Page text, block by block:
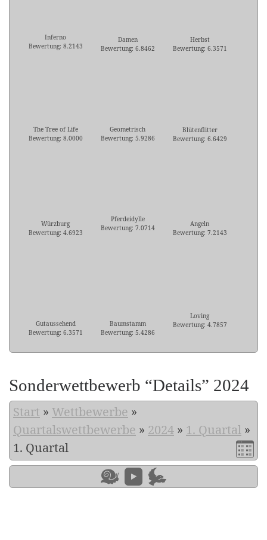
Inferno
Bewertung: 8.2143
Damen
Bewertung: 6.8462
Herbst
Bewertung: 6.3571
The Tree of Life
Bewertung: 8.0000
Geometrisch
Bewertung: 5.9286
Blütenflitter
Bewertung: 6.6429
Würzburg
Bewertung: 4.6923
Pferdeidylle
Bewertung: 7.0714
Angeln
Bewertung: 7.2143
Gutaussehend
Bewertung: 6.3571
Baumstamm
Bewertung: 5.4286
Loving
Bewertung: 4.7857
Sonderwettbewerb “Details” 2024
Start » Wettbewerbe »
Quartalswettbewerbe » 2024 » 1. Quartal »
1. Quartal